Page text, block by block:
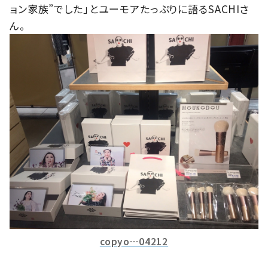
ョン家族”でした」とユーモアたっぷりに語るSACHIさ
ん。
copyo…04212